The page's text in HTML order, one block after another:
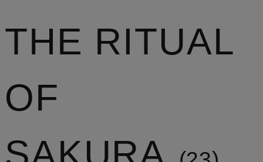
THE RITUAL
OF